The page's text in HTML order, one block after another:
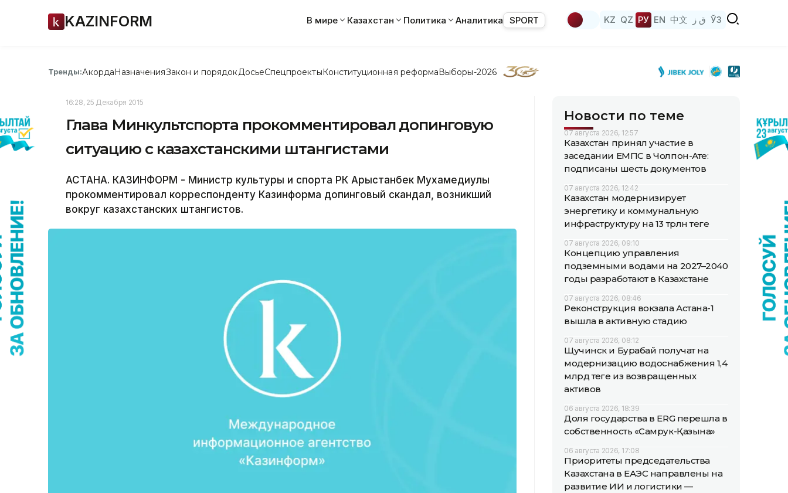
KAZINFORM В мире Казахстан Политика Аналитика SPORT KZ QZ РУ EN 中文 ق ز ЎЗ
Тренды:АкордаНазначенияЗакон и порядок ДосьеСпецпроектыКонституционная реформаВыборы-2026
16:28, 25 Декабря 2015
Глава Минкультспорта прокомментировал допинговую
ситуацию с казахстанскими штангистами
АСТАНА. КАЗИНФОРМ - Министр культуры и спорта РК Арыстанбек Мухамедиулы
прокомментировал корреспонденту Казинформа допинговый скандал, возникший
вокруг казахстанских штангистов.
Новости по теме
07 августа 2026, 12:57
Казахстан принял участие в
заседании ЕМПС в Чолпон-Ате:
подписаны шесть документов
07 августа 2026, 12:42
Казахстан модернизирует
энергетику и коммунальную
инфраструктуру на 13 трлн теңге
07 августа 2026, 09:10
Концепцию управления
подземными водами на 2027–2040
годы разработают в Казахстане
07 августа 2026, 08:46
Реконструкция вокзала Астана-1
вышла в активную стадию
07 августа 2026, 08:12
Щучинск и Бурабай получат на
модернизацию водоснабжения 1,4
млрд теңге из возвращенных
активов
06 августа 2026, 18:39
Доля государства в ERG перешла в
собственность «Самрук-Қазына»
06 августа 2026, 17:08
Приоритеты председательства
Казахстана в ЕАЭС направлены на
развитие ИИ и логистики —